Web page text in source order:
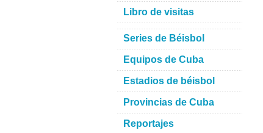
Libro de visitas
Series de Béisbol
Equipos de Cuba
Estadios de béisbol
Provincias de Cuba
Reportajes